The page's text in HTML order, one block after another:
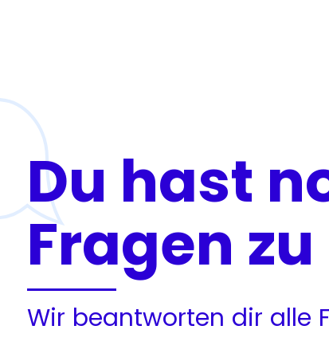
Du hast
Fragen
Wir beantworten dir alle